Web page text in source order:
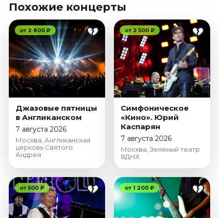
Похожие концерты
от 2 800 ₽
Джазовые пятницы
в Англиканском
7 августа 2026
Москва, Англиканская
церковь Святого
Андрея
от 2 500 ₽
Симфоническое
«Кино». Юрий
Каспарян
7 августа 2026
Москва, Зелёный театр
ВДНХ
от 500 ₽ от 1 200 ₽